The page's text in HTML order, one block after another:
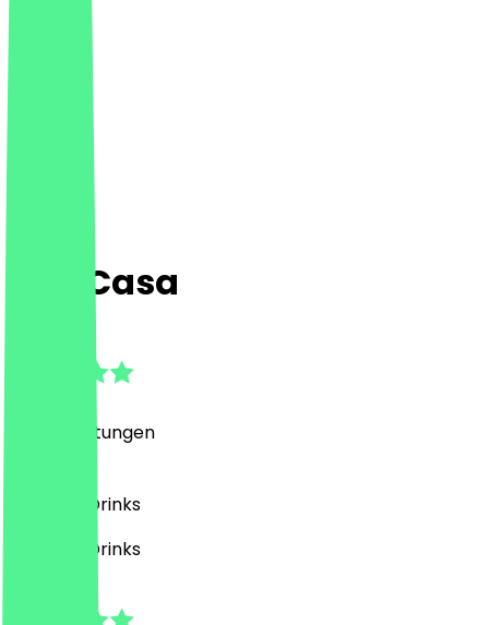
Das Casa
Bewertungen
Café, Eis, Drinks
Café, Eis, Drinks